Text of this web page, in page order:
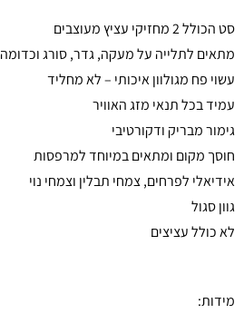
סט הכולל 2 מחזיקי עציץ מעוצבים
מתאים לתלייה על מעקה, גדר, סורג וכדומה
עשוי פח מגולוון איכותי – לא מחליד
עמיד בכל תנאי מזג האוויר
גימור מבריק ודקורטיבי
חוסך מקום ומתאים במיוחד למרפסות
אידיאלי לפרחים, צמחי תבלין וצמחי נוי
גוון סגול
לא כולל עציצים
מידות: